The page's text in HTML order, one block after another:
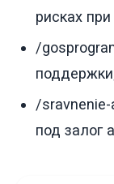
рисках
/
/
под залог